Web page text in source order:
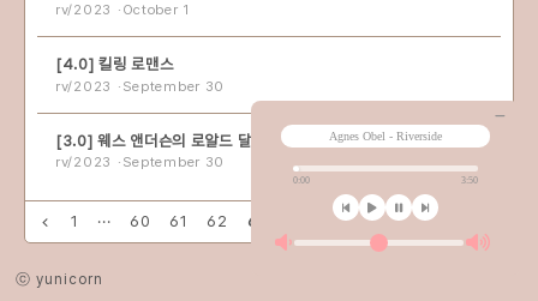
rv/2023 October 1
[4.0] 킬링 로맨스
rv/2023 September 30
[3.0] 웨스 앤더슨의 로알드 달 단편선
rv/2023 September 30
1 ··· 60 61 62 63 65 66 ···
ⓒ yunicorn